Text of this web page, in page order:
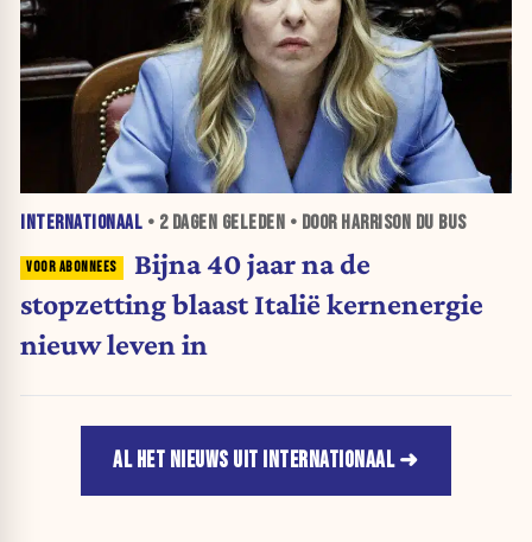
INTERNATIONAAL • 2 DAGEN GELEDEN • DOOR HARRISON DU BUS
Bijna 40 jaar na de
stopzetting blaast Italië kernenergie
nieuw leven in
AL HET NIEUWS UIT INTERNATIONAAL